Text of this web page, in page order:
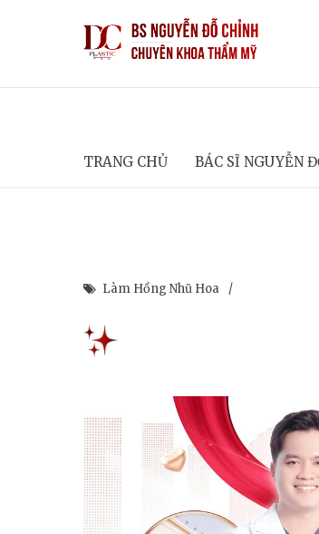
TRANG CHỦ BÁC SĨ NGUYỄN
Làm Hồng Nhũ Hoa